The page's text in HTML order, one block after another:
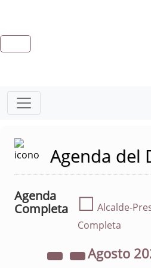
Agenda del
Agenda
Completa
☐ Alcalde-
Completa
Agosto